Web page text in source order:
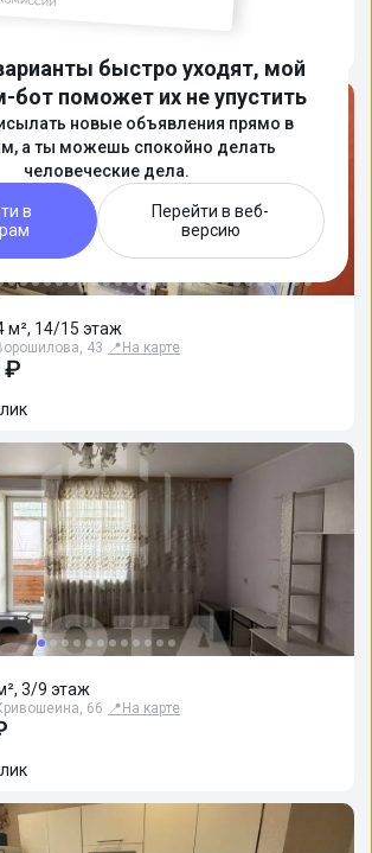
м², 14/15 этаж
43 📍 На карте
₽
3/9 этаж
66 📍 На карте
быстро уходят, мой
бот поможет их не упустить
новые объявления прямо в
а ты можешь спокойно делать
человеческие дела.
в
Перейти в веб-
версию